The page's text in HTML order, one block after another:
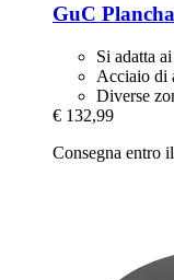
GuC
Si adatta
Acciaio di
Diverse
€ 132,99
Consegna entro